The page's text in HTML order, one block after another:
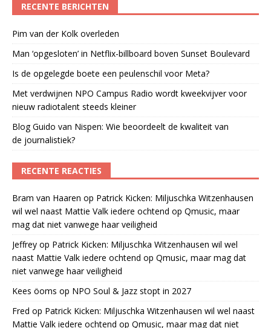
RECENTE BERICHTEN
Pim van der Kolk overleden
Man ‘opgesloten’ in Netflix-billboard boven Sunset Boulevard
Is de opgelegde boete een peulenschil voor Meta?
Met verdwijnen NPO Campus Radio wordt kweekvijver voor
nieuw radiotalent steeds kleiner
Blog Guido van Nispen: Wie beoordeelt de kwaliteit van
de journalistiek?
RECENTE REACTIES
Bram van Haaren op Patrick Kicken: Miljuschka Witzenhausen
wil wel naast Mattie Valk iedere ochtend op Qmusic, maar
mag dat niet vanwege haar veiligheid
Jeffrey op Patrick Kicken: Miljuschka Witzenhausen wil wel
naast Mattie Valk iedere ochtend op Qmusic, maar mag dat
niet vanwege haar veiligheid
Kees öoms op NPO Soul & Jazz stopt in 2027
Fred op Patrick Kicken: Miljuschka Witzenhausen wil wel naast
Mattie Valk iedere ochtend op Qmusic, maar mag dat niet